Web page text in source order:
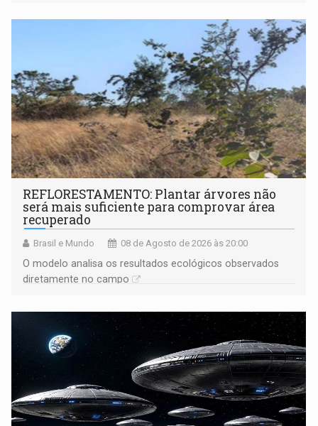
REFLORESTAMENTO: Plantar árvores não
será mais suficiente para comprovar área
recuperado
Brasil e Mundo 08 de Agosto de 2026 às 20:00
O modelo analisa os resultados ecológicos observados
diretamente no campo